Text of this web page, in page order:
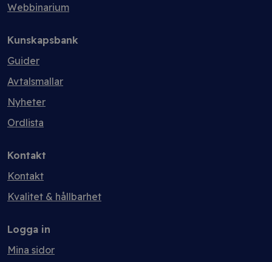
Webbinarium
Kunskapsbank
Guider
Avtalsmallar
Nyheter
Ordlista
Kontakt
Kontakt
Kvalitet & hållbarhet
Logga in
Mina sidor